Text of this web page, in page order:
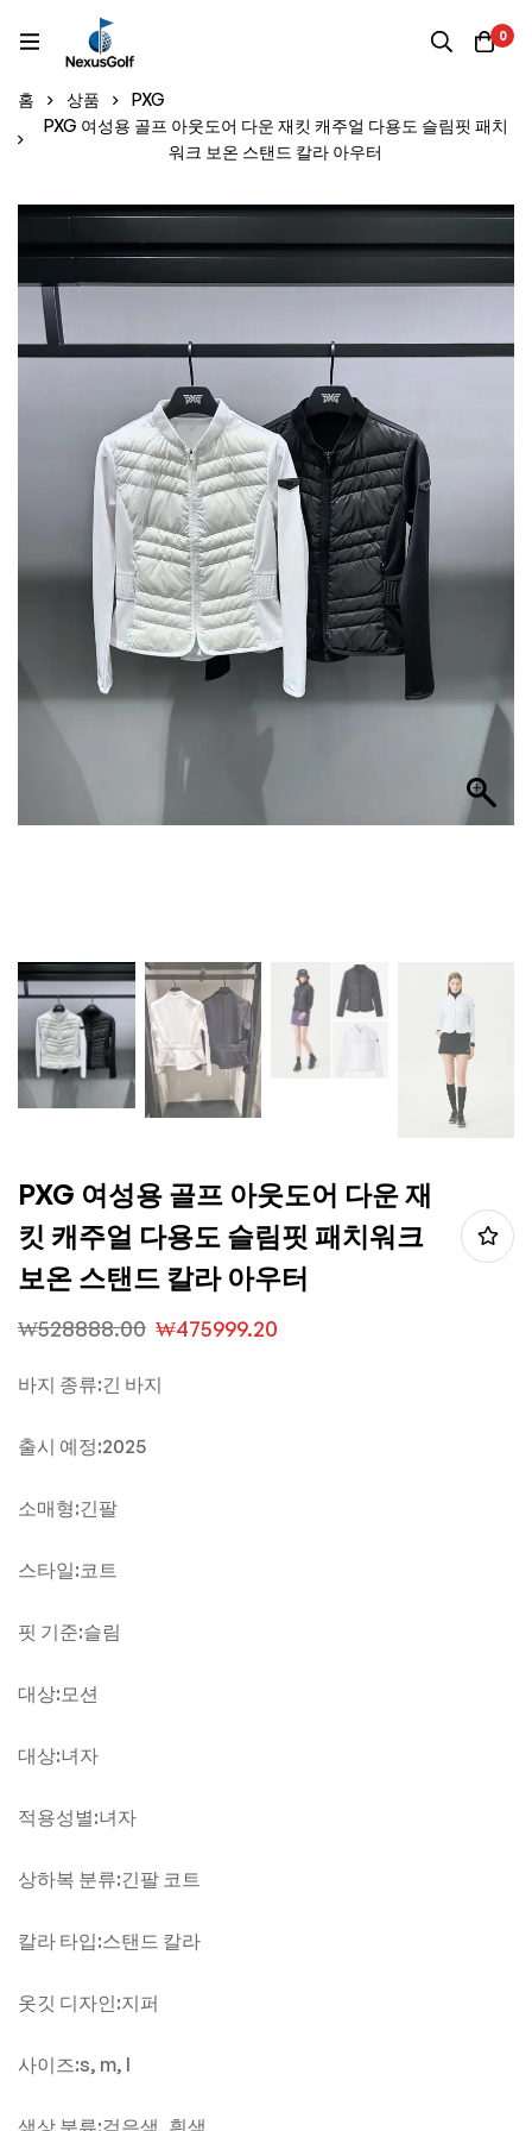
0
홈 상품
PXG
PXG 여성용 골프 아웃도어 다운 재킷 캐주얼 다용도 슬림핏 패치
워크 보온 스탠드 칼라 아우터
PXG 여성용 골프 아웃도어 다운 재
킷 캐주얼 다용도 슬림핏 패치워크
보온 스탠드 칼라 아우터
₩528888.00 ₩475999.20
바지 종류:긴 바지
출시 예정:2025
소매형:긴팔
스타일:코트
핏 기준:슬림
대상:모션
대상:녀자
적용성별:녀자
상하복 분류:긴팔 코트
칼라 타입:스탠드 칼라
옷깃 디자인:지퍼
사이즈:s, m, l
색상 분류:검은색, 흰색